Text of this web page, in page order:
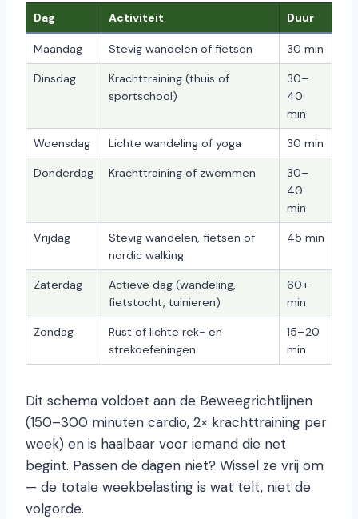
Dag Activiteit Duur
Maandag Stevig wandelen of fietsen 30 min
Dinsdag
Krachttraining (thuis of
sportschool)
30–
40
min
Woensdag Lichte wandeling of yoga 30 min
Donderdag Krachttraining of zwemmen
30–
40
min
Vrijdag
Stevig wandelen, fietsen of
nordic walking
45 min
Zaterdag
Actieve dag (wandeling,
fietstocht, tuinieren)
60+
min
Zondag
Rust of lichte rek- en
strekoefeningen
15–20
min
Dit schema voldoet aan de Beweegrichtlijnen
(150–300 minuten cardio, 2× krachttraining per
week) en is haalbaar voor iemand die net
begint. Passen de dagen niet? Wissel ze vrij om
— de totale weekbelasting is wat telt, niet de
volgorde.